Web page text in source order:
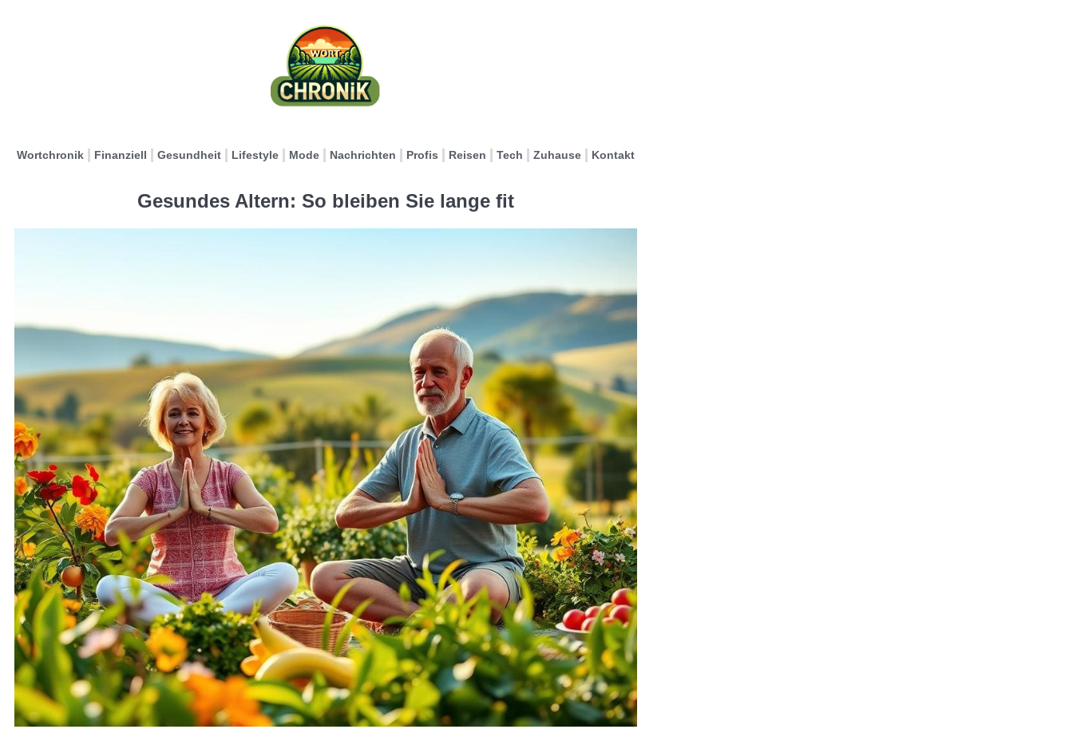
Wortchronik Finanziell Gesundheit Lifestyle Mode Nachrichten Profis Reisen Tech Zuhause Kontakt
Gesundes Altern: So bleiben Sie lange fit